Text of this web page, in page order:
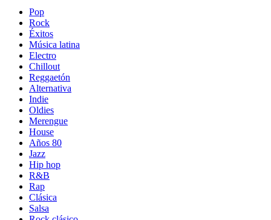
Pop
Rock
Éxitos
Música latina
Electro
Chillout
Reggaetón
Alternativa
Indie
Oldies
Merengue
House
Años 80
Jazz
Hip hop
R&B
Rap
Clásica
Salsa